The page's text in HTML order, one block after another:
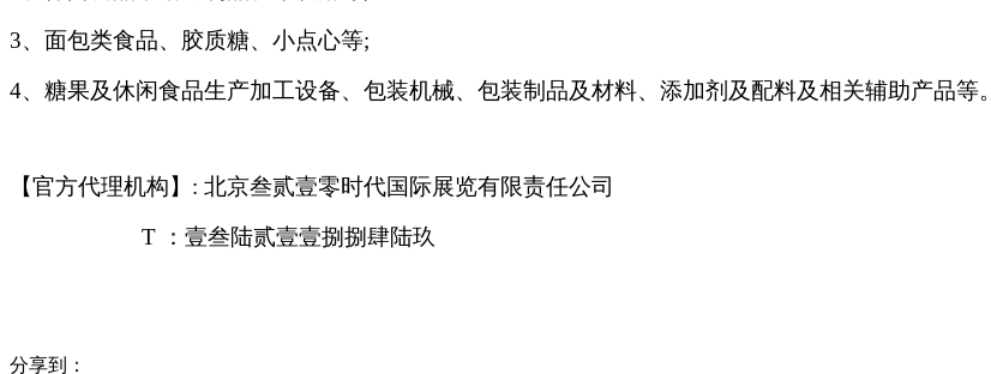
3、面包类食品、胶质糖、小点心等;
4、糖果及休闲食品生产加工设备、包装机械、包装制品及材料、添加剂及配料及相关辅助产品等。
【官方代理机构】: 北京叁贰壹零时代国际展览有限责任公司
T
：壹叁陆贰壹壹捌捌肆陆玖
分享到：